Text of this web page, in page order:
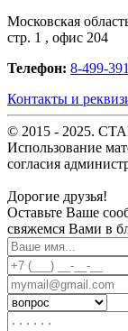
Московская
стр. 1 , офис 204
Телефон: 8-499-
Контакты и
© 2015 - 2025.
Использование
согласия
Дорогие друзья!
Оставьте Ваше
свяжемся Вами в